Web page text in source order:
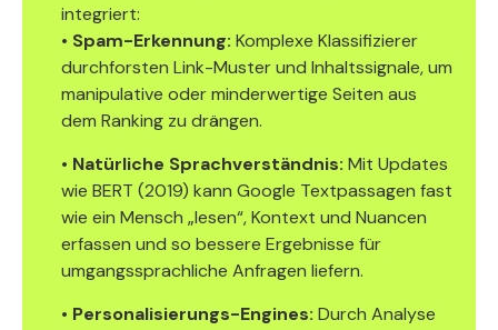
integriert:
• Spam-Erkennung: Komplexe Klassifizierer
durchforsten Link-Muster und Inhaltssignale, um
manipulative oder minderwertige Seiten aus
dem Ranking zu drängen.
• Natürliche Sprachverständnis: Mit Updates
wie BERT (2019) kann Google Textpassagen fast
wie ein Mensch „lesen“, Kontext und Nuancen
erfassen und so bessere Ergebnisse für
umgangssprachliche Anfragen liefern.
• Personalisierungs-Engines: Durch Analyse